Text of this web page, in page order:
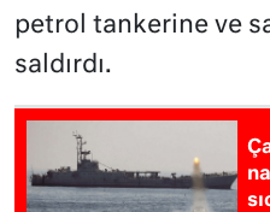
petrol tankerine ve
saldırdı.